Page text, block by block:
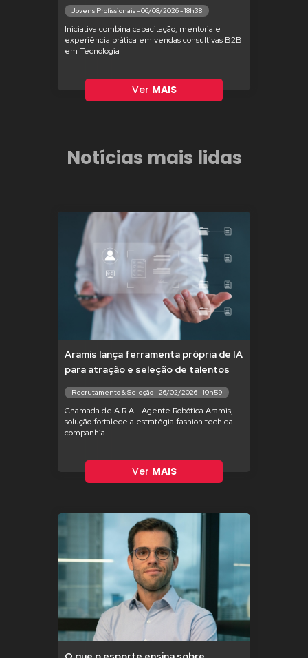
Jovens Profissionais - 06/08/2026 - 18h38
Iniciativa combina capacitação, mentoria e
experiência prática em vendas consultivas B2B
em Tecnologia
Ver MAIS
Notícias mais lidas
Aramis lança ferramenta própria de IA
para atração e seleção de talentos
Recrutamento & Seleção - 26/02/2026 - 10h59
Chamada de A.R.A - Agente Robótica Aramis,
solução fortalece a estratégia fashion tech da
companhia
Ver MAIS